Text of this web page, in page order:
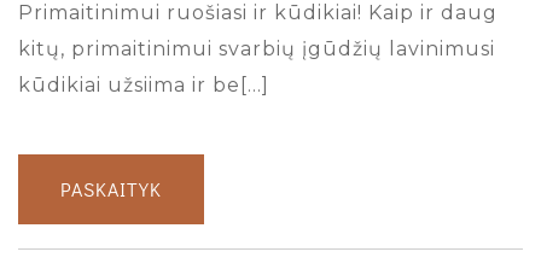
Primaitinimui ruošiasi ir kūdikiai! Kaip ir daug
kitų, primaitinimui svarbių įgūdžių lavinimusi
kūdikiai užsiima ir be[…]
PASKAITYK